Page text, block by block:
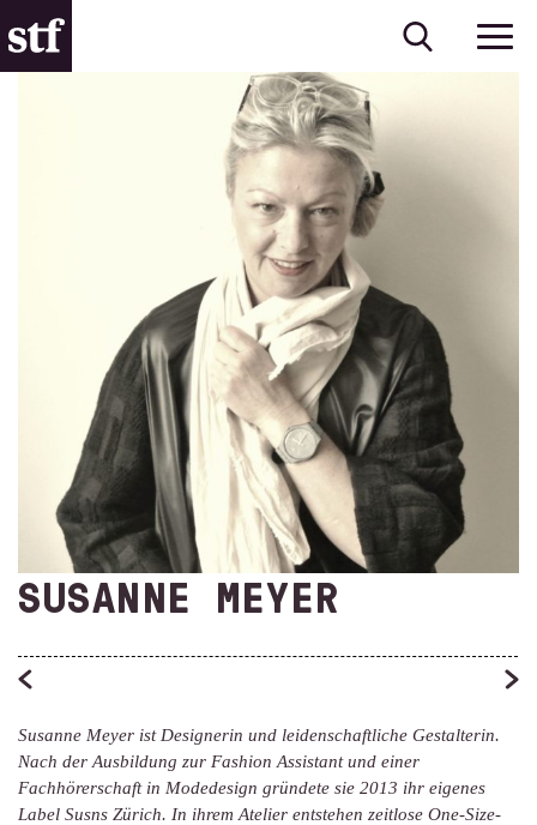
SUSANNE MEYER
Susanne Meyer ist Designerin und leidenschaftliche Gestalterin.
Nach der Ausbildung zur Fashion Assistant und einer
Fachhörerschaft in Modedesign gründete sie 2013 ihr eigenes
Label Susns Zürich. In ihrem Atelier entstehen zeitlose One-Size-